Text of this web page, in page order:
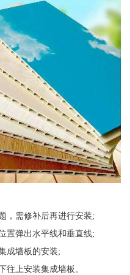
，需修补后再进行安装;
置弹出水平线和垂直线;
成墙板的安装;
往上安装集成墙板。